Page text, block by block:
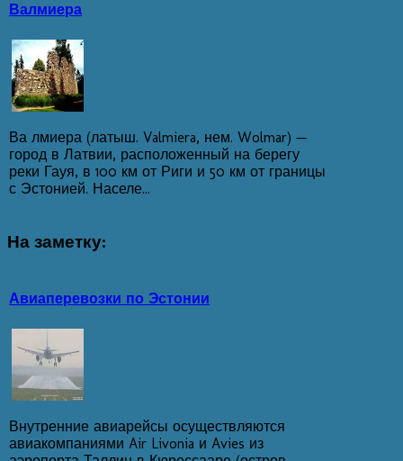
Валмиера
Ва лмиера (латыш. Valmiera, нем. Wolmar) —
город в Латвии, расположенный на берегу
реки Гауя, в 100 км от Риги и 50 км от границы
с Эстонией. Населе...
На заметку:
Авиаперевозки по Эстонии
Внутренние авиарейсы осуществляются
авиакомпаниями Air Livonia и Avies из